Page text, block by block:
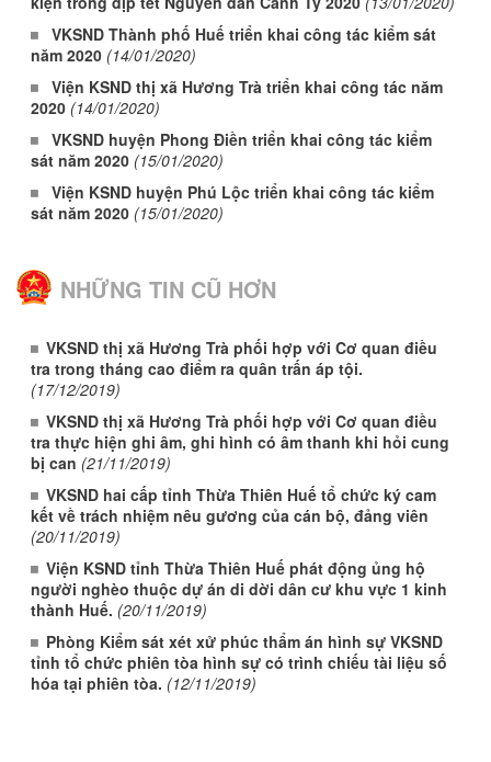
VKSND Thành phố Huế triển khai công tác kiểm sát
năm 2020 (14/01/2020)
Viện KSND thị xã Hương Trà triển khai công tác năm
2020 (14/01/2020)
VKSND huyện Phong Điền triển khai công tác kiểm
sát năm 2020 (15/01/2020)
Viện KSND huyện Phú Lộc triển khai công tác kiểm
sát năm 2020 (15/01/2020)
NHỮNG TIN CŨ HƠN
VKSND thị xã Hương Trà phối hợp với Cơ quan điều
tra trong tháng cao điểm ra quân trấn áp tội.
(17/12/2019)
VKSND thị xã Hương Trà phối hợp với Cơ quan điều
tra thực hiện ghi âm, ghi hình có âm thanh khi hỏi cung
bị can (21/11/2019)
VKSND hai cấp tỉnh Thừa Thiên Huế tổ chức ký cam
kết về trách nhiệm nêu gương của cán bộ, đảng viên
(20/11/2019)
Viện KSND tỉnh Thừa Thiên Huế phát động ủng hộ
người nghèo thuộc dự án di dời dân cư khu vực 1 kinh
thành Huế. (20/11/2019)
Phòng Kiểm sát xét xử phúc thẩm án hình sự VKSND
tỉnh tổ chức phiên tòa hình sự có trình chiếu tài liệu số
hóa tại phiên tòa. (12/11/2019)